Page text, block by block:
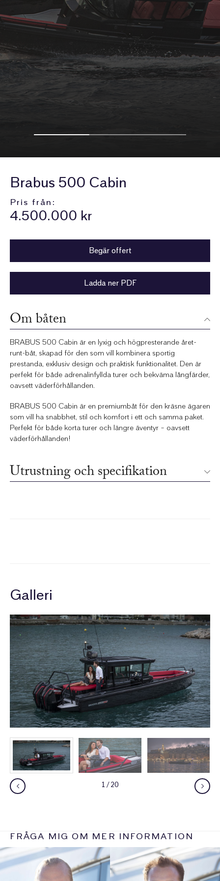
Brabus 500 Cabin
Pris från:
4.500.000 kr
Begär offert
Ladda ner PDF
Om båten
BRABUS 500 Cabin är en lyxig och högpresterande året-
runt-båt, skapad för den som vill kombinera sportig
prestanda, exklusiv design och praktisk funktionalitet. Den är
perfekt för både adrenalinfyllda turer och bekväma långfärder,
oavsett väderförhållanden.
BRABUS 500 Cabin är en premiumbåt för den kräsne ägaren
som vill ha snabbhet, stil och komfort i ett och samma paket.
Perfekt för både korta turer och längre äventyr – oavsett
väderförhållanden!
Utrustning och specifikation
Galleri
1 / 20
FRÅGA MIG OM MER INFORMATION